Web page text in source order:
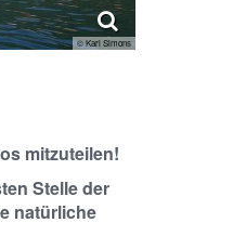
© Karl Simons
mitzuteilen!
Stelle der
natürliche